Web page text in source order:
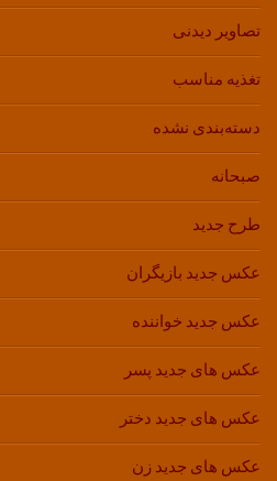
تصاویر دیدنی
تغذیه مناسب
دسته‌بندی نشده
صبحانه
طرح جدید
عکس جدید بازیگران
عکس جدید خواننده
عکس های جدید پسر
عکس های جدید دختر
عکس های جدید زن